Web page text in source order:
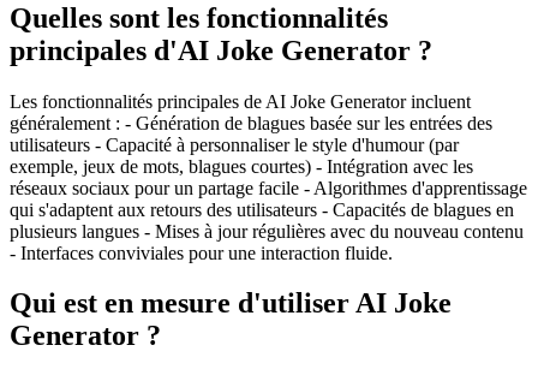
Quelles sont les fonctionnalités
principales d'AI Joke Generator ?
Les fonctionnalités principales de AI Joke Generator incluent
généralement : - Génération de blagues basée sur les entrées des
utilisateurs - Capacité à personnaliser le style d'humour (par
exemple, jeux de mots, blagues courtes) - Intégration avec les
réseaux sociaux pour un partage facile - Algorithmes d'apprentissage
qui s'adaptent aux retours des utilisateurs - Capacités de blagues en
plusieurs langues - Mises à jour régulières avec du nouveau contenu
- Interfaces conviviales pour une interaction fluide.
Qui est en mesure d'utiliser AI Joke
Generator ?